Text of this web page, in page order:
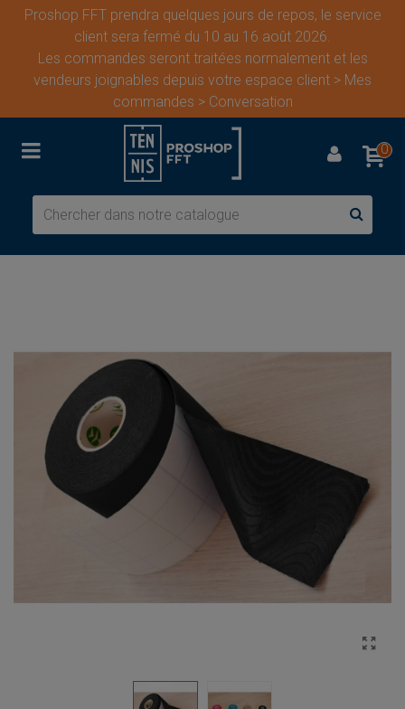
Proshop FFT prendra quelques jours de repos, le service
client sera fermé du 10 au 16 août 2026.
Les commandes seront traitées normalement et les
vendeurs joignables depuis votre espace client > Mes
commandes > Conversation
0